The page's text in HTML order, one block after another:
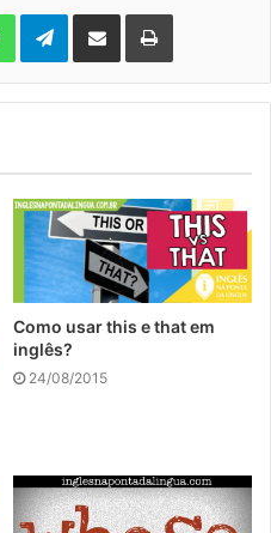
WhatsAppTelegram
Compartilhar via e-mail Imprimir
Como usar this e that em
inglês?
24/08/2015